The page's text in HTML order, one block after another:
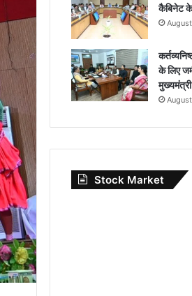
कैबिनेट
के लिए
मुख्यमंत्री
Stock Market